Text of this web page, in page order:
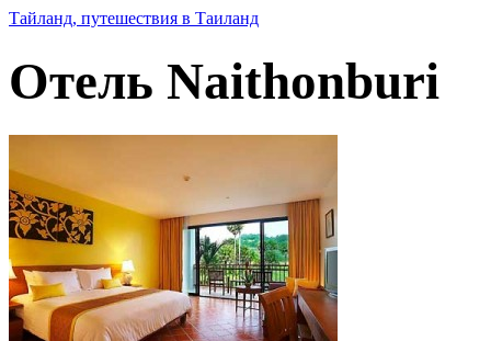
Тайланд, путешествия в Таиланд
Отель Naithonburi